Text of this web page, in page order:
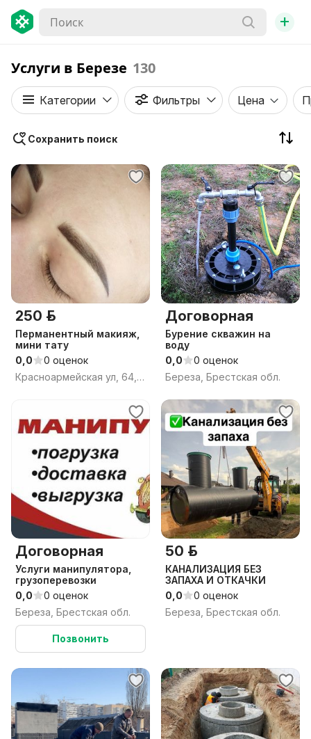
+
Услуги в Березе 130
Категории Фильтры Цена
Сохранить поиск
250 р.
Перманентный макияж,
мини тату
0,0
0 оценок
Красноармейская ул, 64, Берёза, Берёзовский район, Брестская область
Договорная
Бурение скважин на
воду
0,0
0 оценок
Береза, Брестская обл.
Договорная
Услуги манипулятора,
грузоперевозки
0,0
0 оценок
Береза, Брестская обл.
Позвонить
50 р.
КАНАЛИЗАЦИЯ БЕЗ
ЗАПАХА И ОТКАЧКИ
0,0
0 оценок
Береза, Брестская обл.